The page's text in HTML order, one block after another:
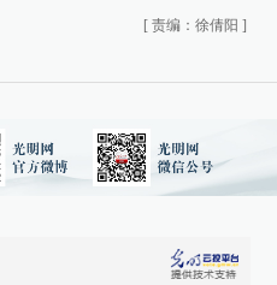
[ 责编：徐倩阳 ]